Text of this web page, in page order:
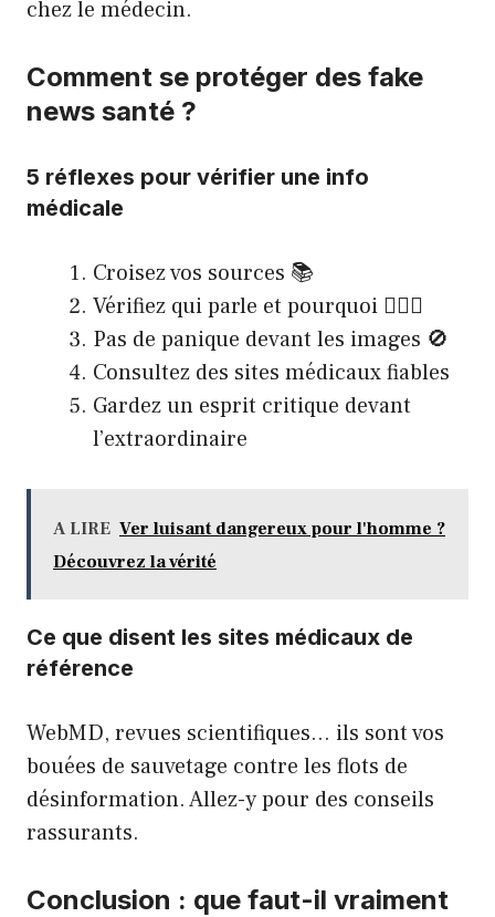
chez le médecin.
Comment se protéger des fake
news santé ?
5 réflexes pour vérifier une info
médicale
Croisez vos sources 📚
Vérifiez qui parle et pourquoi 🕵🏼‍♂️
Pas de panique devant les images 🚫
Consultez des sites médicaux fiables
Gardez un esprit critique devant
l’extraordinaire
A LIRE Ver luisant dangereux pour l'homme ?
Découvrez la vérité
Ce que disent les sites médicaux de
référence
WebMD, revues scientifiques… ils sont vos
bouées de sauvetage contre les flots de
désinformation. Allez-y pour des conseils
rassurants.
Conclusion : que faut-il vraiment